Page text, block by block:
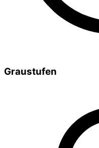
Graustufen